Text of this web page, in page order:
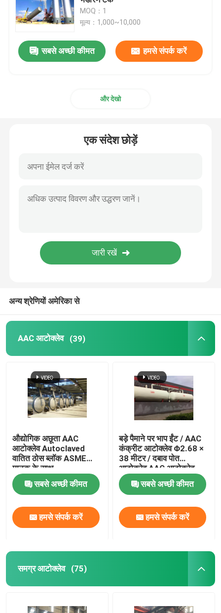
समग्र आटोक्लेव
आटोक्लेव vulcanizing
कार्बन कम्पोजिट पार्ट्स
रासायनिक हीट एक्सचेंजर
भाप बॉयलर तेल निकाल दिया
रासायनिक स्तंभ
रासायनिक भंडारण टैंक
MOQ：1
मूल्य：1,000~10,000
सबसे अच्छी कीमत हमसे संपर्क करें
और देखो
एक संदेश छोड़ें
अन्य श्रेणियों अमेरिका से
AAC आटोक्लेव (39)
औद्योगिक अछूता AAC
आटोक्लेव Autoclaved
वातित ठोस ब्लॉक ASME
मानक के साथ
सबसे अच्छी कीमत
हमसे संपर्क करें
बड़े पैमाने पर भाप ईंट / AAC
कंक्रीट आटोक्लेव Φ2.68 ×
38 मीटर / दबाव पोत
आटोक्लेव AAC आटोक्लेव
सबसे अच्छी कीमत
हमसे संपर्क करें
समग्र आटोक्लेव (75)